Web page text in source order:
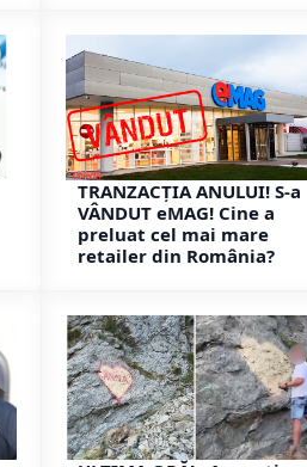
TRANZACȚIA ANULUI! S-a
VÂNDUT eMAG! Cine a
preluat cel mai mare
retailer din România?